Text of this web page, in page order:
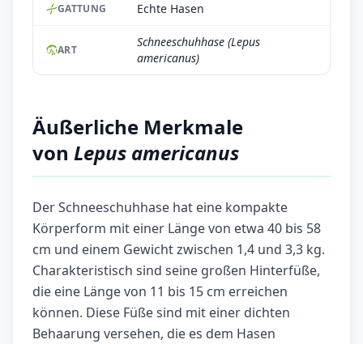
GATTUNG Echte Hasen
ART
Schneeschuhhase (Lepus
americanus)
Äußerliche Merkmale
von Lepus americanus
Der Schneeschuhhase hat eine kompakte
Körperform mit einer Länge von etwa 40 bis 58
cm und einem Gewicht zwischen 1,4 und 3,3 kg.
Charakteristisch sind seine großen Hinterfüße,
die eine Länge von 11 bis 15 cm erreichen
können. Diese Füße sind mit einer dichten
Behaarung versehen, die es dem Hasen